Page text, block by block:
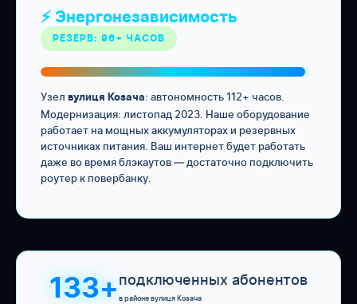
⚡ Энергонезависимость
РЕЗЕРВ: 96+ ЧАСОВ
Узел вулиця Козача: автономность 112+ часов.
Модернизация: листопад 2023. Наше оборудование
работает на мощных аккумуляторах и резервных
источниках питания. Ваш интернет будет работать
даже во время блэкаутов — достаточно подключить
роутер к повербанку.
133+подключенных абонентов
в районе вулиця Козача